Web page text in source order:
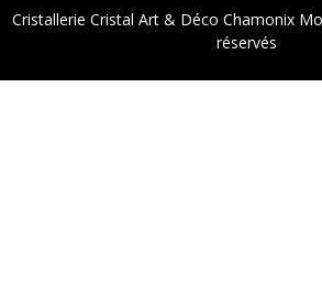
Cristallerie Cristal Art & Déco Chamonix
réservés